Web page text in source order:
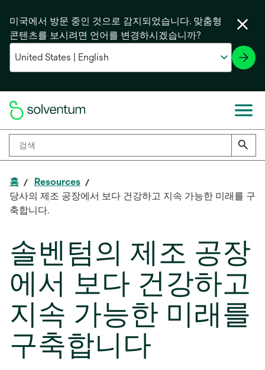
미국에서 방문 중인 것으로 감지되었습니다. 맞춤형
콘텐츠를 보시려면 언어를 변경하시겠습니까?
홈
Resources
당사의 제조 공장에서 보다 건강하고 지속 가능한 미래를 구
축합니다.
솔벤텀의 제조 공장
에서 보다 건강하고
지속 가능한 미래를
구축합니다